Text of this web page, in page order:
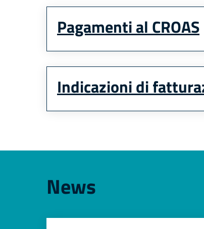
Pagamenti al CROAS
Indicazioni di
News